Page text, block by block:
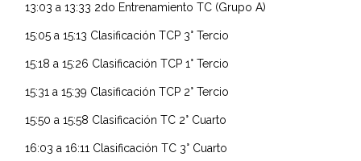
13:03 a 13:33 2do Entrenamiento TC (Grupo A)
15:05 a 15:13 Clasificación TCP 3° Tercio
15:18 a 15:26 Clasificación TCP 1° Tercio
15:31 a 15:39 Clasificación TCP 2° Tercio
15:50 a 15:58 Clasificación TC 2° Cuarto
16:03 a 16:11 Clasificación TC 3° Cuarto